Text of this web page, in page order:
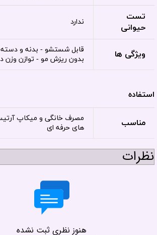
تست
حیوانی
ندارد
ویژگی ها
قابل شستشو - بدنه و دسته
بدون ریزش مو - توازن وزن
استفاده
مناسب
مصرف خانگی و میکاپ
های حرفه ای
نظرات
هنوز نظری ثبت نشده